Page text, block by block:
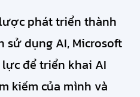
phát triển thành
sử dụng AI, Microsoft
để triển khai AI
kiếm của mình và